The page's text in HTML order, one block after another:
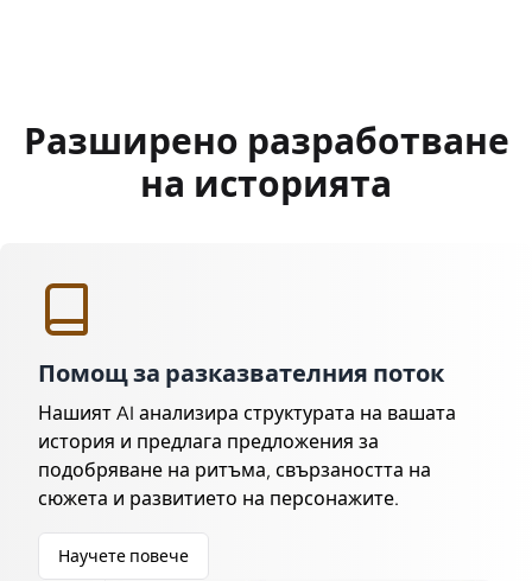
Разширено разработване
на историята
Помощ за разказвателния поток
Нашият AI анализира структурата на вашата
история и предлага предложения за
подобряване на ритъма, свързаността на
сюжета и развитието на персонажите.
Научете повече